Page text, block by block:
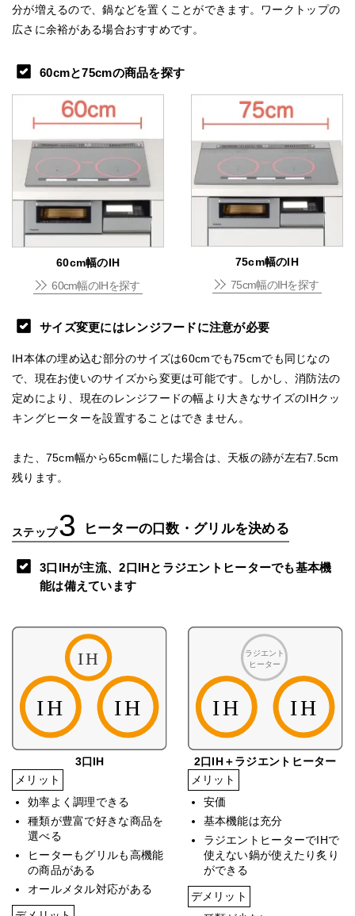
分が増えるので、鍋などを置くことができます。ワークトップの
広さに余裕がある場合おすすめです。
60cmと75cmの商品を探す
60cm幅のIH
60cm幅のIHを探す
75cm幅のIH
75cm幅のIHを探す
サイズ変更にはレンジフードに注意が必要
IH本体の埋め込む部分のサイズは60cmでも75cmでも同じなの
で、現在お使いのサイズから変更は可能です。しかし、消防法の
定めにより、現在のレンジフードの幅より大きなサイズのIHクッ
キングヒーターを設置することはできません。
また、75cm幅から65cm幅にした場合は、天板の跡が左右7.5cm
残ります。
ステップ3 ヒーターの口数・グリルを決める
3口IHが主流、2口IHとラジエントヒーターでも基本機
能は備えています
3口IH
メリット
効率よく調理できる
種類が豊富で好きな商品を
選べる
ヒーターもグリルも高機能
の商品がある
オールメタル対応がある
2口IH＋ラジエントヒーター
メリット
安価
基本機能は充分
ラジエントヒーターでIHで
使えない鍋が使えたり炙り
ができる
デメリット